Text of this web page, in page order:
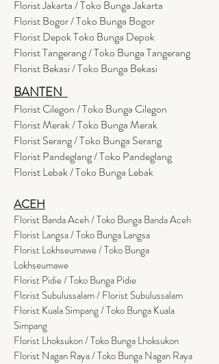
Florist Jakarta / Toko Bunga Jakarta
Florist Bogor / Toko Bunga Bogor
Florist Depok Toko Bunga Depok
Florist Tangerang / Toko Bunga Tangerang
Florist Bekasi / Toko Bunga Bekasi
BANTEN
Florist Cilegon / Toko Bunga Cilegon
Florist Merak / Toko Bunga Merak
Florist Serang / Toko Bunga Serang
Florist Pandeglang / Toko Pandeglang
Florist Lebak / Toko Bunga Lebak
ACEH
Florist Banda Aceh / Toko Bunga Banda Aceh
Florist Langsa / Toko Bunga Langsa
Florist Lokhseumawe / Toko Bunga
Lokhseumawe
Florist Pidie / Toko Bunga Pidie
Florist Subulussalam / Florist Subulussalam
Florist Kuala Simpang / Toko Bunga Kuala
Simpang
Florist Lhoksukon / Toko Bunga Lhoksukon
Florist Nagan Raya / Toko Bunga Nagan Raya